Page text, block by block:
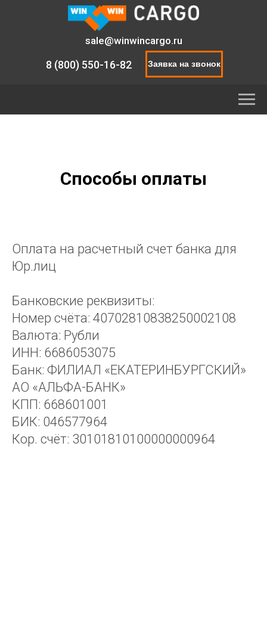
sale@winwincargo.ru
8 (800) 550-16-82 Заявка на звонок
Способы оплаты
Оплата на расчетный счет банка для
Юр.лиц
Банковские реквизиты:
Номер счёта: 40702810838250002108
Валюта: Рубли
ИНН: 6686053075
Банк: ФИЛИАЛ «ЕКАТЕРИНБУРГСКИЙ»
АО «АЛЬФА-БАНК»
КПП: 668601001
БИК: 046577964
Кор. счёт: 30101810100000000964